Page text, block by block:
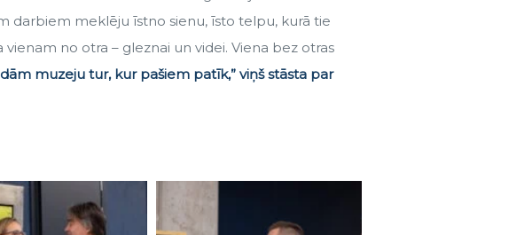
darbiem meklēju īstno sienu, īsto telpu, kurā tie
no otra – gleznai un videi. Viena bez otras
muzeju tur, kur pašiem patīk,” viņš stāsta par